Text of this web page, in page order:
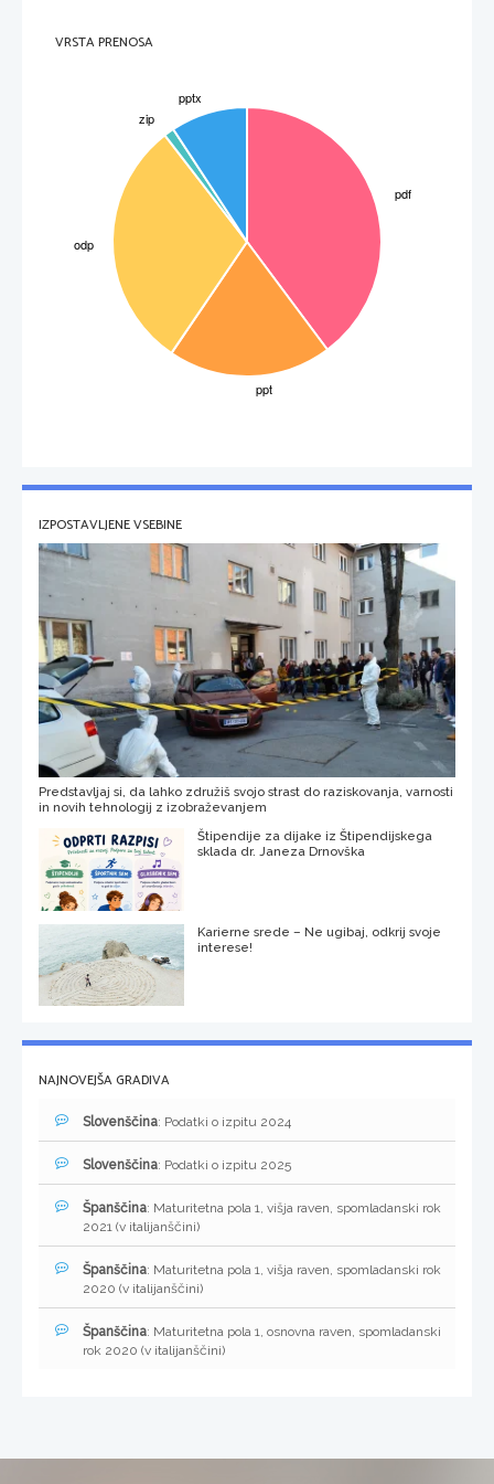
VRSTA PRENOSA
IZPOSTAVLJENE VSEBINE
Predstavljaj si, da lahko združiš svojo strast do raziskovanja, varnosti
in novih tehnologij z izobraževanjem
Štipendije za dijake iz Štipendijskega
sklada dr. Janeza Drnovška
Karierne srede – Ne ugibaj, odkrij svoje
interese!
NAJNOVEJŠA GRADIVA
Slovenščina: Podatki o izpitu 2024
Slovenščina: Podatki o izpitu 2025
Španščina: Maturitetna pola 1, višja raven, spomladanski rok
2021 (v italijanščini)
Španščina: Maturitetna pola 1, višja raven, spomladanski rok
2020 (v italijanščini)
Španščina: Maturitetna pola 1, osnovna raven, spomladanski
rok 2020 (v italijanščini)